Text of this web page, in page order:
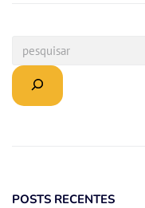
POSTS RECENTES